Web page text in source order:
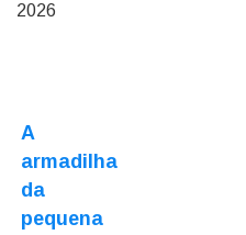
2026
A
armadilha
da
pequena